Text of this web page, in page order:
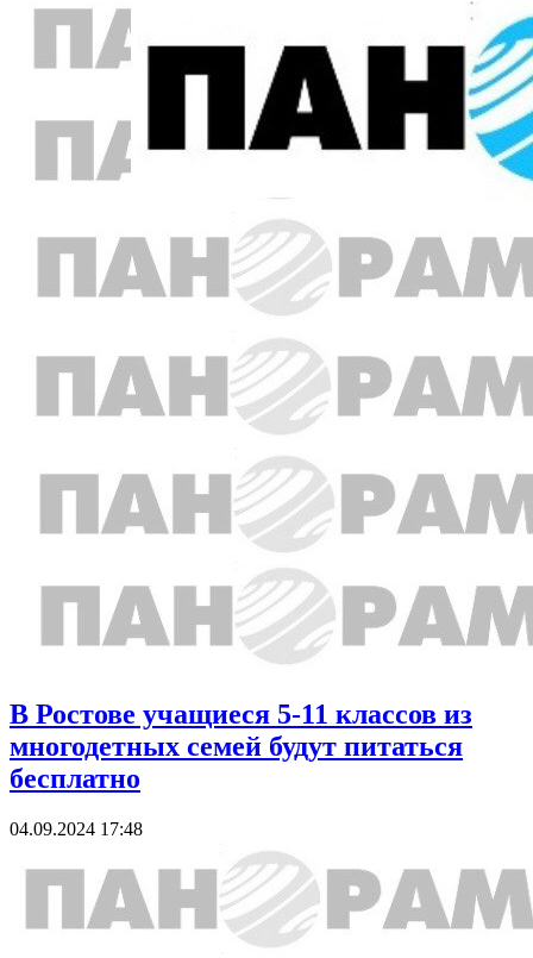
В Ростове учащиеся 5-11 классов из
многодетных семей будут питаться
бесплатно
04.09.2024 17:48